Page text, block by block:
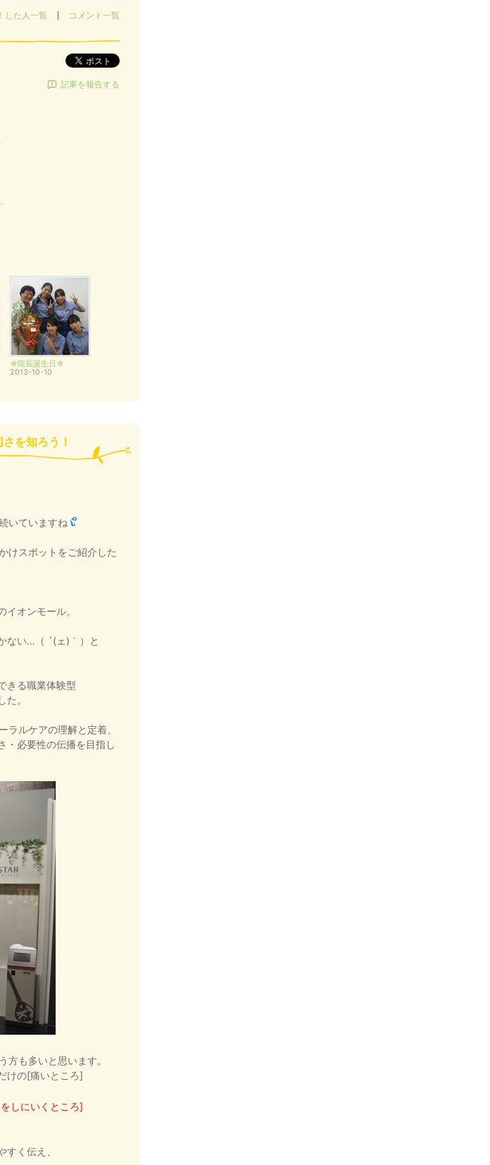
した人一覧 コメント一覧
ポスト
記事を報告する
☆院長誕生日☆
2013-10-10
を知ろう！
いていますね
けスポットをご紹介した
オンモール。
ない…（ ´(ェ)｀）と
きる職業体験型
た。
ラルケアの理解と定着、
・必要性の伝播を目指し
方も多いと思います。
けの[痛いところ]
しにいくところ]
く伝え、